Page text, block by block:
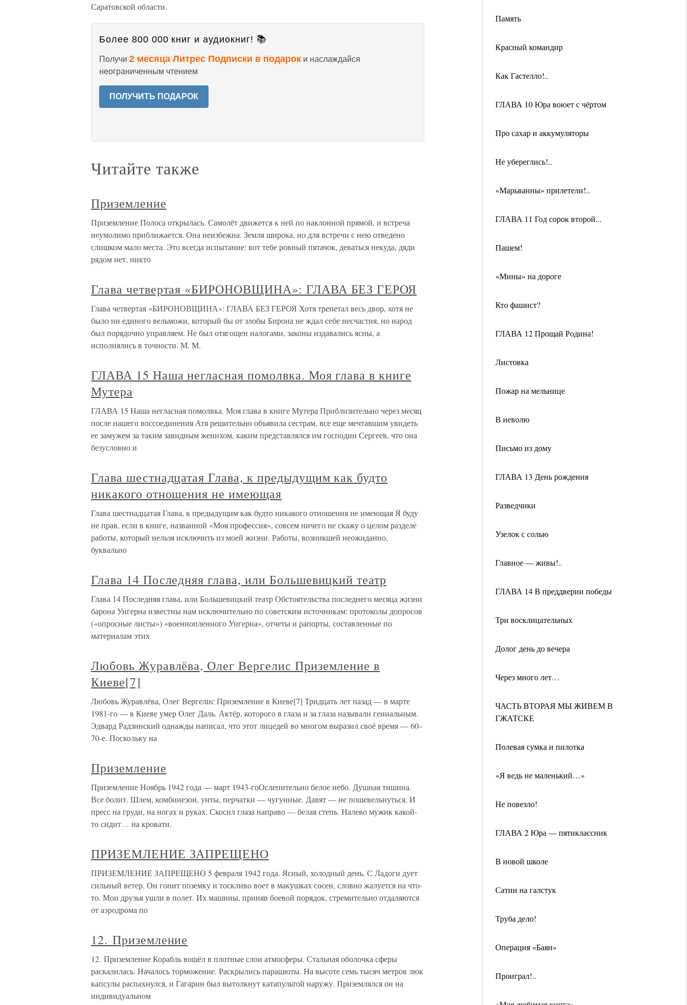
Память
Красный командир
Как Гастелло!..
ГЛАВА 10 Юра воюет с чёртом
Про сахар и аккумуляторы
Не убереглись!..
«Марьванны» прилетели!..
ГЛАВА 11 Год сорок второй...
Пашем!
«Мины» на дороге
Кто фашист?
ГЛАВА 12 Прощай Родина!
Листовка
Пожар на мельнице
В неволю
Письмо из дому
ГЛАВА 13 День рождения
Разведчики
Узелок с солью
Главное — живы!..
ГЛАВА 14 В преддверии победы
Три восклицательных
Долог день до вечера
Через много лет…
ЧАСТЬ ВТОРАЯ МЫ ЖИВЕМ В
ГЖАТСКЕ
Полевая сумка и пилотка
«Я ведь не маленький…»
Не повезло!
ГЛАВА 2 Юра — пятиклассник
В новой школе
Сатин на галстук
Труба дело!
Операция «Баян»
Проиграл!..
Саратовской области.
Более 800 000 книг и аудиокниг! 📚
Получи 2 месяца Литрес Подписки в подарок и наслаждайся
неограниченным чтением
ПОЛУЧИТЬ ПОДАРОК
Читайте также
Приземление
Приземление Полоса открылась. Самолёт движется к ней по наклонной прямой, и встреча
неумолимо приближается. Она неизбежна. Земля широка, но для встречи с нею отведено
слишком мало места. Это всегда испытание: вот тебе ровный пятачок, деваться некуда, дяди
рядом нет, никто
Глава четвертая «БИРОНОВЩИНА»: ГЛАВА БЕЗ ГЕРОЯ
Глава четвертая «БИРОНОВЩИНА»: ГЛАВА БЕЗ ГЕРОЯ Хотя трепетал весь двор, хотя не
было ни единого вельможи, который бы от злобы Бирона не ждал себе несчастия, но народ
был порядочно управляем. Не был отягощен налогами, законы издавались ясны, а
исполнялись в точности. М. М.
ГЛАВА 15 Наша негласная помолвка. Моя глава в книге
Мутера
ГЛАВА 15 Наша негласная помолвка. Моя глава в книге Мутера Приблизительно через месяц
после нашего воссоединения Атя решительно объявила сестрам, все еще мечтавшим увидеть
ее замужем за таким завидным женихом, каким представлялся им господин Сергеев, что она
безусловно и
Глава шестнадцатая Глава, к предыдущим как будто
никакого отношения не имеющая
Глава шестнадцатая Глава, к предыдущим как будто никакого отношения не имеющая Я буду
не прав, если в книге, названной «Моя профессия», совсем ничего не скажу о целом разделе
работы, который нельзя исключить из моей жизни. Работы, возникшей неожиданно,
буквально
Глава 14 Последняя глава, или Большевицкий театр
Глава 14 Последняя глава, или Большевицкий театр Обстоятельства последнего месяца жизни
барона Унгерна известны нам исключительно по советским источникам: протоколы допросов
(«опросные листы») «военнопленного Унгерна», отчеты и рапорты, составленные по
материалам этих
Любовь Журавлёва, Олег Вергелис Приземление в
Киеве[7]
Любовь Журавлёва, Олег Вергелис Приземление в Киеве[7] Тридцать лет назад — в марте
1981-го — в Киеве умер Олег Даль. Актёр, которого в глаза и за глаза называли гениальным.
Эдвард Радзинский однажды написал, что этот лицедей во многом выразил своё время — 60–
70-е. Поскольку на
Приземление
Приземление Ноябрь 1942 года — март 1943-гоОслепительно белое небо. Душная тишина.
Все болит. Шлем, комбинезон, унты, перчатки — чугунные. Давят — не пошевельнуться. И
пресс на груди, на ногах и руках. Скосил глаза направо — белая степь. Налево мужик какой-
то сидит… на кровати.
ПРИЗЕМЛЕНИЕ ЗАПРЕЩЕНО
ПРИЗЕМЛЕНИЕ ЗАПРЕЩЕНО 5 февраля 1942 года. Ясный, холодный день. С Ладоги дует
сильный ветер. Он гонит поземку и тоскливо воет в макушках сосен, словно жалуется на что-
то. Мои друзья ушли в полет. Их машины, приняв боевой порядок, стремительно отдаляются
от аэродрома по
12. Приземление
12. Приземление Корабль вошёл в плотные слои атмосферы. Стальная оболочка сферы
раскалилась. Началось торможение. Раскрылись парашюты. На высоте семь тысяч метров люк
капсулы распахнулся, и Гагарин был вытолкнут катапультой наружу. Приземлялся он на
индивидуальном